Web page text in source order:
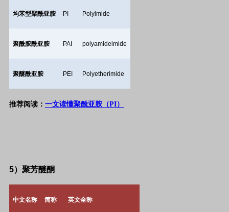
均苯型聚酰亚胺 PI Polyimide
聚酰胺酰亚胺 PAI polyamideimide
聚醚酰亚胺 PEI Polyetherimide
推荐阅读： 一文读懂聚酰亚胺（PI）
5）聚芳醚酮
中文名称 简称 英文全称